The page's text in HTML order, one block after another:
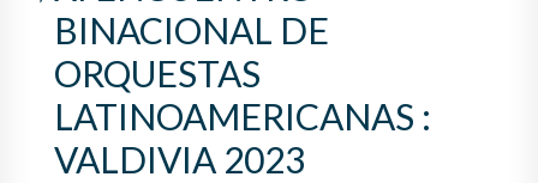
BINACIONAL DE
ORQUESTAS
LATINOAMERICANAS :
VALDIVIA 2023